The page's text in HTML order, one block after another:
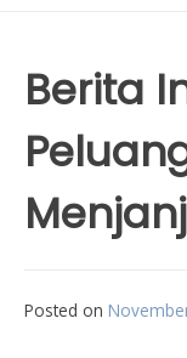
Berita
Posted on